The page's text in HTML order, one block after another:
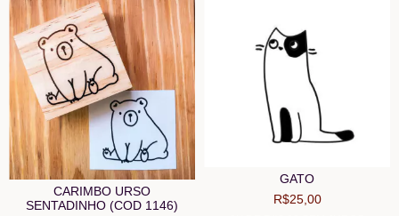
CARIMBO URSO
SENTADINHO (COD 1146)
GATO
R$25,00